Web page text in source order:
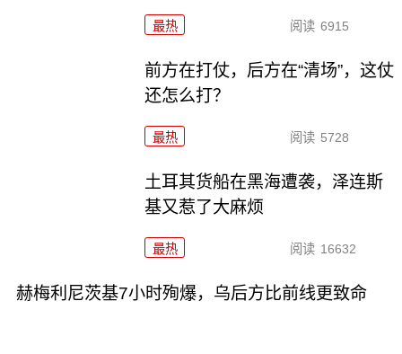
最热 阅读 6915
前方在打仗，后方在“清场”，这仗
还怎么打？
最热 阅读 5728
土耳其货船在黑海遭袭，泽连斯
基又惹了大麻烦
最热 阅读 16632
赫梅利尼茨基7小时殉爆，乌后方比前线更致命